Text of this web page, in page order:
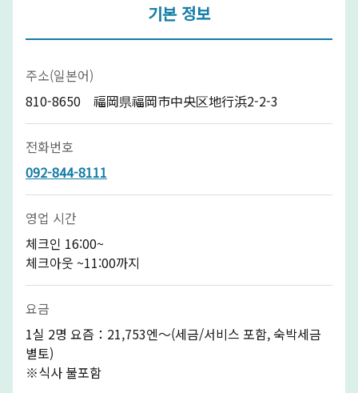
기본 정보
주소(일본어)
810-8650 福岡県福岡市中央区地行浜2-2-3
전화번호
092-844-8111
영업 시간
체크인 16:00~
체크아웃 ~11:00까지
요금
1실 2명 요즘：21,753엔〜(세금/서비스 포함, 숙박세금
별토)
※식사 불포함